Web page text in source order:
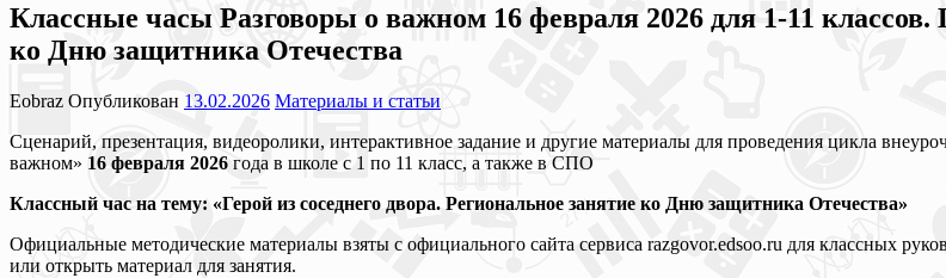
Классные часы Разговоры о важном 16 февраля 2026 для 1-11 классов.
ко Дню защитника Отечества
Eobraz Опубликован 13.02.2026 Материалы и статьи
Сценарий, презентация, видеоролики, интерактивное задание и другие материалы для проведения цикла
важном» 16 февраля 2026 года в школе с 1 по 11 класс, а также в СПО
Классный час на тему: «Герой из соседнего двора. Региональное занятие ко Дню защитника Отечества»
Официальные методические материалы взяты с официального сайта сервиса razgovor.edsoo.ru для классных
или открыть материал для занятия.